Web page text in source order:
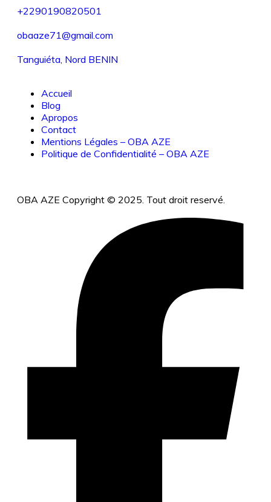
+2290190820501
obaaze71@gmail.com
Tanguiéta, Nord BENIN
Accueil
Blog
Apropos
Contact
Mentions Légales – OBA AZE
Politique de Confidentialité – OBA AZE
OBA AZE Copyright © 2025. Tout droit reservé.